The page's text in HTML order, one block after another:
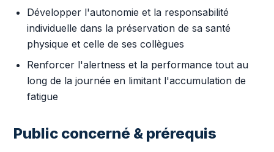
Développer l'autonomie et la responsabilité
individuelle dans la préservation de sa santé
physique et celle de ses collègues
Renforcer l'alertness et la performance tout au
long de la journée en limitant l'accumulation de
fatigue
Public concerné & prérequis